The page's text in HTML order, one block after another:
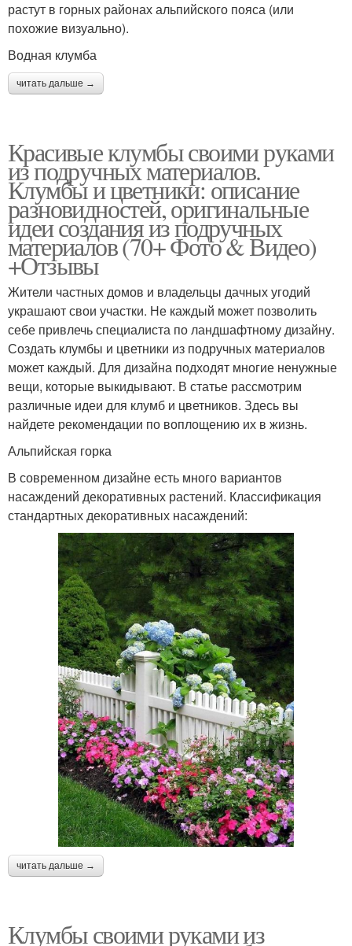
растут в горных районах альпийского пояса (или
похожие визуально).
Водная клумба
читать дальше →
Красивые клумбы своими руками
из подручных материалов.
Клумбы и цветники: описание
разновидностей, оригинальные
идеи создания из подручных
материалов (70+ Фото & Видео)
+Отзывы
Жители частных домов и владельцы дачных угодий
украшают свои участки. Не каждый может позволить
себе привлечь специалиста по ландшафтному дизайну.
Создать клумбы и цветники из подручных материалов
может каждый. Для дизайна подходят многие ненужные
вещи, которые выкидывают. В статье рассмотрим
различные идеи для клумб и цветников. Здесь вы
найдете рекомендации по воплощению их в жизнь.
Альпийская горка
В современном дизайне есть много вариантов
насаждений декоративных растений. Классификация
стандартных декоративных насаждений:
читать дальше →
Клумбы своими руками из